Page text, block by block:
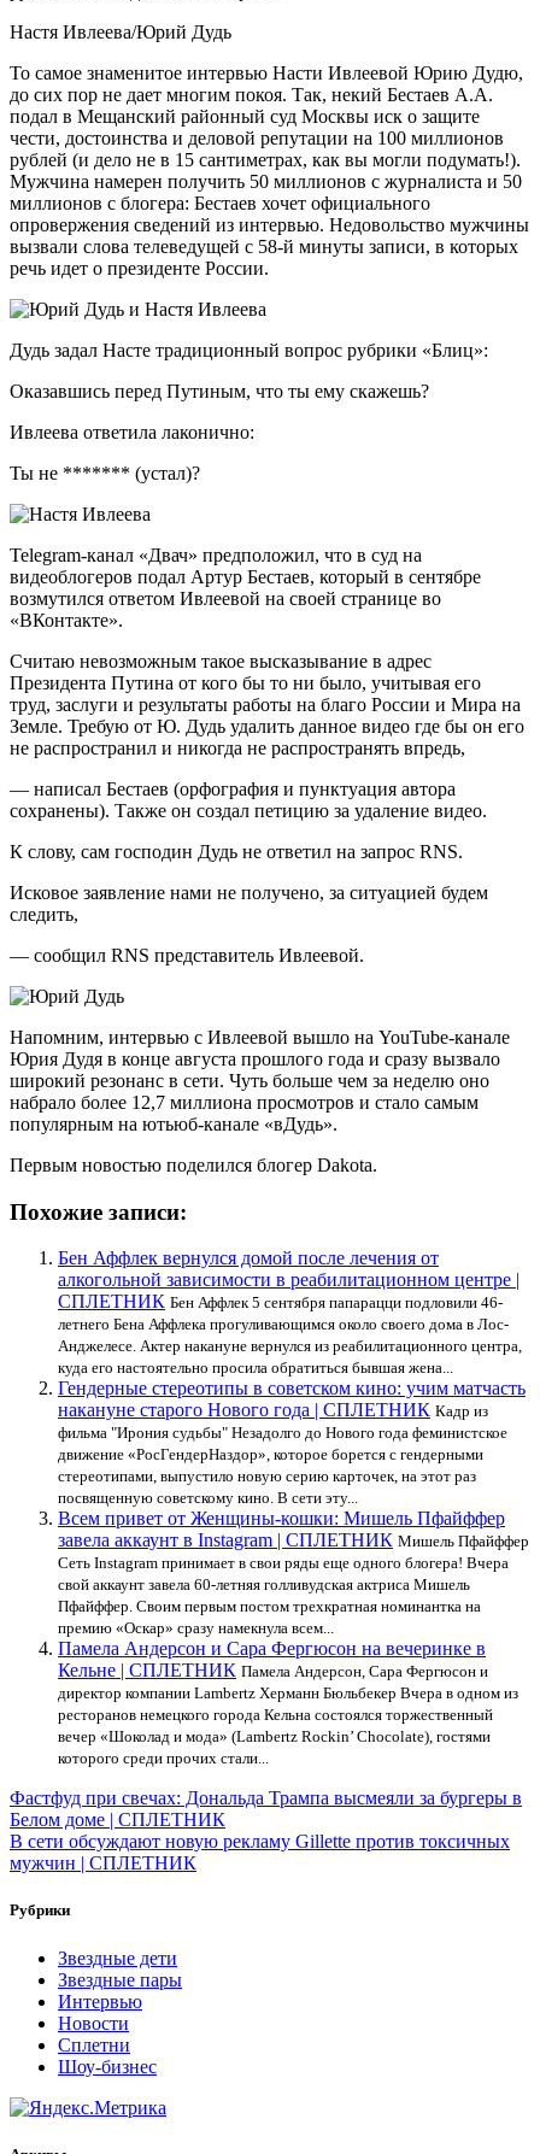
Настя Ивлеева/Юрий Дудь
То самое знаменитое интервью Насти Ивлеевой Юрию Дудю,
до сих пор не дает многим покоя. Так, некий Бестаев А.А.
подал в Мещанский районный суд Москвы иск о защите
чести, достоинства и деловой репутации на 100 миллионов
рублей (и дело не в 15 сантиметрах, как вы могли подумать!).
Мужчина намерен получить 50 миллионов с журналиста и 50
миллионов с блогера: Бестаев хочет официального
опровержения сведений из интервью. Недовольство мужчины
вызвали слова телеведущей с 58-й минуты записи, в которых
речь идет о президенте России.
Дудь задал Насте традиционный вопрос рубрики «Блиц»:
Оказавшись перед Путиным, что ты ему скажешь?
Ивлеева ответила лаконично:
Ты не ******* (устал)?
Telegram-канал «Двач» предположил, что в суд на
видеоблогеров подал Артур Бестаев, который в сентябре
возмутился ответом Ивлеевой на своей странице во
«ВКонтакте».
Считаю невозможным та­кое высказывание в адрес
Президента Путина­ от кого бы то ни был­о, учитывая его
труд,­ заслуги и результаты­ работы на благо России и Мира на
Земле. Требую от Ю. Дудь удал­ить данное видео где бы он его
не распрос­транил и никогда не распространять впредь,
— написал Бестаев (орфография и пунктуация автора
сохранены). Также он создал петицию за удаление видео.
К слову, сам господин Дудь не ответил на запрос RNS.
Исковое заявление нами не получено, за ситуацией будем
следить,
— сообщил RNS представитель Ивлеевой.
Напомним, интервью с Ивлеевой вышло на YouTube-канале
Юрия Дудя в конце августа прошлого года и сразу вызвало
широкий резонанс в сети. Чуть больше чем за неделю оно
набрало более 12,7 миллиона просмотров и стало самым
популярным на ютьюб-канале «вДудь».
Первым новостью поделился блогер Dakota.
Похожие записи:
Бен Аффлек вернулся домой после лечения от
алкогольной зависимости в реабилитационном центре |
СПЛЕТНИК Бен Аффлек 5 сентября папарацци подловили 46-
летнего Бена Аффлека прогуливающимся около своего дома в Лос-
Анджелесе. Актер накануне вернулся из реабилитационного центра,
куда его настоятельно просила обратиться бывшая жена...
Гендерные стереотипы в советском кино: учим матчасть
накануне старого Нового года | СПЛЕТНИК Кадр из
фильма "Ирония судьбы" Незадолго до Нового года феминистское
движение «РосГендерНаздор», которое борется с гендерными
стереотипами, выпустило новую серию карточек, на этот раз
посвященную советскому кино. В сети эту...
Всем привет от Женщины-кошки: Мишель Пфайффер
завела аккаунт в Instagram | СПЛЕТНИК Мишель Пфайффер
Сеть Instagram принимает в свои ряды еще одного блогера! Вчера
свой аккаунт завела 60-летняя голливудская актриса Мишель
Пфайффер. Своим первым постом трехкратная номинантка на
премию «Оскар» сразу намекнула всем...
Памела Андерсон и Сара Фергюсон на вечеринке в
Кельне | СПЛЕТНИК Памела Андерсон, Сара Фергюсон и
директор компании Lambertz Херманн Бюльбекер Вчера в одном из
ресторанов немецкого города Кельна состоялся торжественный
вечер «Шоколад и мода» (Lambertz Rockin’ Chocolate), гостями
которого среди прочих стали...
Навигация
по
записям
Фастфуд при свечах: Дональда Трампа высмеяли за бургеры в
Белом доме | СПЛЕТНИК
В сети обсуждают новую рекламу Gillette против токсичных
мужчин | СПЛЕТНИК
Рубрики
Звездные дети
Звездные пары
Интервью
Новости
Сплетни
Шоу-бизнес